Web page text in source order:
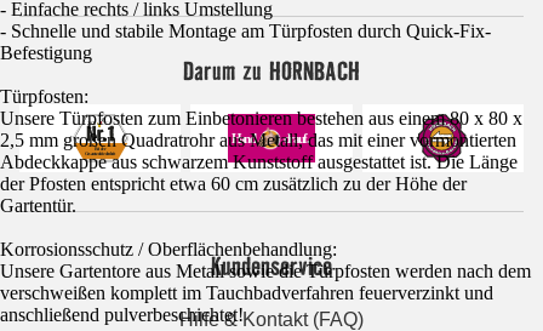
- Einfache rechts / links Umstellung
- Schnelle und stabile Montage am Türpfosten durch Quick-Fix-
Befestigung
Türpfosten:
Unsere Türpfosten zum Einbetonieren bestehen aus einem 80 x 80 x
2,5 mm großen Quadratrohr aus Metall, das mit einer vormontierten
Abdeckkappe aus schwarzem Kunststoff ausgestattet ist. Die Länge
der Pfosten entspricht etwa 60 cm zusätzlich zu der Höhe der
Gartentür.
Korrosionsschutz / Oberflächenbehandlung:
Unsere Gartentore aus Metall sowie die Türpfosten werden nach dem
verschweißen komplett im Tauchbadverfahren feuerverzinkt und
anschließend pulverbeschichtet!
Darum zu HORNBACH
Kundenservice
Hilfe & Kontakt (FAQ)